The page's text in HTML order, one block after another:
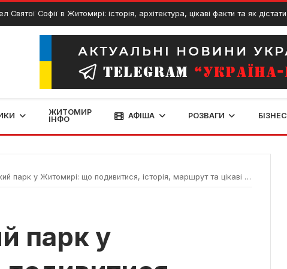
в Житомирі: історія, архітектура, цікаві факти та як дістатися
ЖИТОМИР
ІНФО
АФІША РОЗВАГИ БІЗНЕС
парк у Житомирі: що подивитися, історія, маршрут та цікаві місця
парк у